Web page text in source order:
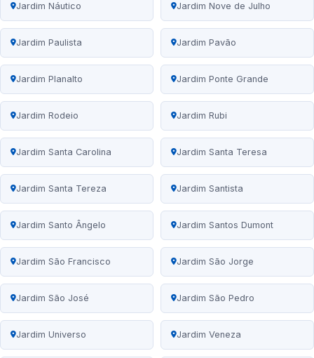
Jardim Náutico Jardim Nove de Julho
Jardim Paulista Jardim Pavão
Jardim Planalto Jardim Ponte Grande
Jardim Rodeio Jardim Rubi
Jardim Santa Carolina Jardim Santa Teresa
Jardim Santa Tereza Jardim Santista
Jardim Santo Ângelo Jardim Santos Dumont
Jardim São Francisco Jardim São Jorge
Jardim São José Jardim São Pedro
Jardim Universo Jardim Veneza